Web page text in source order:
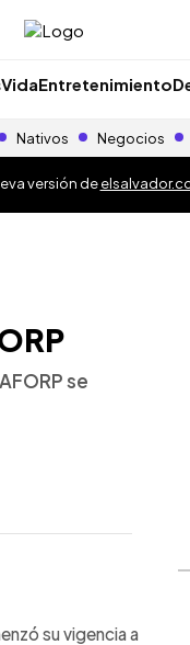
VidaEntretenimiento
Nativos Negocios
versión de
se
su vigencia a